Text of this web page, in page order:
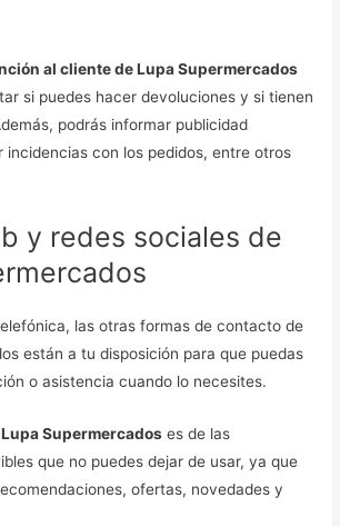
al cliente de Lupa Supermercados
si puedes hacer devoluciones y si tienen
podrás informar publicidad
incidencias con los pedidos, entre otros
y redes sociales de
las otras formas de contacto de
están a tu disposición para que puedas
o asistencia cuando lo necesites.
Supermercados es de las
que no puedes dejar de usar, ya que
ofertas, novedades y